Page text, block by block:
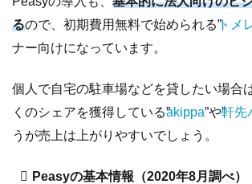
るので、初期費用無料で始められる”トメ
ナー向けになっています。
個人で自宅の駐車場などを貸したい場合
くのシェアを獲得している”akippa”や”軒先
うが売上は上がりやすいでしょう。
Peasyの基本情報（2020年8月調べ）